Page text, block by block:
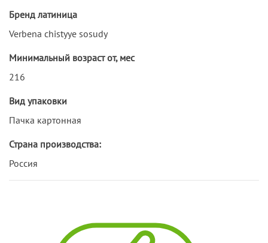
Бренд латиница
Verbena chistyye sosudy
Минимальный возраст от, мес
216
Вид упаковки
Пачка картонная
Страна производства:
Россия